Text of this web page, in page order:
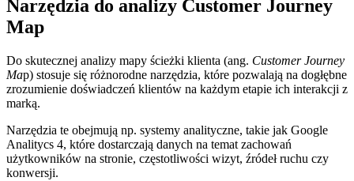
Narzędzia do analizy Customer Journey
Map
Do skutecznej analizy mapy ścieżki klienta (ang. Customer Journey
Map) stosuje się różnorodne narzędzia, które pozwalają na dogłębne
zrozumienie doświadczeń klientów na każdym etapie ich interakcji z
marką.
Narzędzia te obejmują np. systemy analityczne, takie jak Google
Analitycs 4, które dostarczają danych na temat zachowań
użytkowników na stronie, częstotliwości wizyt, źródeł ruchu czy
konwersji.